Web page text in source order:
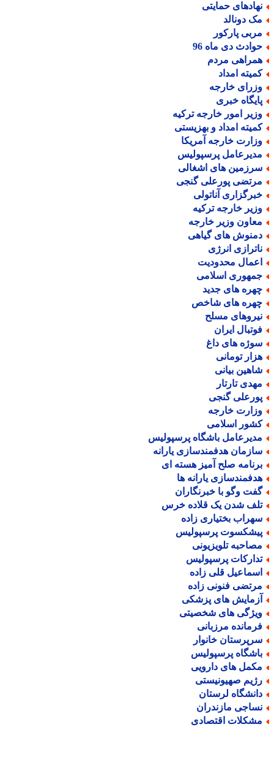
حمایتی
دونالد
پارکور
دی ماه 96
مردم
امداد
خارجه
خبری
امور خارجه ترکیه
امداد و بهزیستی
خارجه آمریکا
پرسپولیس
های اشغالی
پورعلی گنجی
آناتولی
خارجه ترکیه
وزیر خارجه
های گیاهی
انرژی
محدودیت
اسلامی
های جدید
های شاخص
مسلح
ایران
های داغ
تومانی
بیانی
تارتار
گنجی
خارجه
اسلامی
باشگاه پرسپولیس
هدفمندسازی یارانه
صلح آمیز هسته ای
یارانه ها
وگو با خبرنگاران
شدن یک قلاده خرس
بختیاری زاده
پرسپولیس
تلویزیونی
پرسپولیس
قلی زاده
فنونی زاده
های پزشکی
های شخصیتی
مرزبانی
خانوار
پرسپولیس
های دارویی
صهیونیستی
لرستان
مازندران
اقتصادی